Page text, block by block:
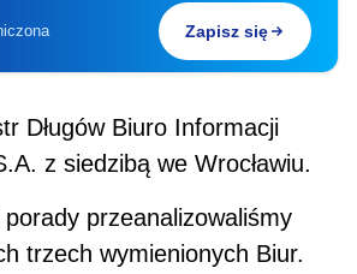
Zapisz się
Długów Biuro Informacji
z siedzibą we Wrocławiu.
przeanalizowaliśmy
trzech wymienionych Biur.